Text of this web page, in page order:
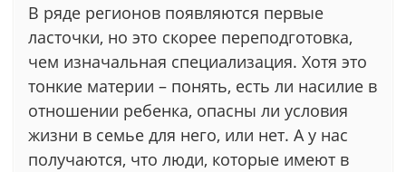
В ряде регионов появляются первые
ласточки, но это скорее переподготовка,
чем изначальная специализация. Хотя это
тонкие материи – понять, есть ли насилие в
отношении ребенка, опасны ли условия
жизни в семье для него, или нет. А у нас
получаются, что люди, которые имеют в